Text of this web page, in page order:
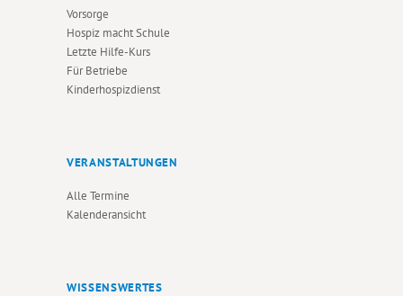
Vorsorge
Hospiz macht Schule
Letzte Hilfe-Kurs
Für Betriebe
Kinderhospizdienst
VERANSTALTUNGEN
Alle Termine
Kalenderansicht
WISSENSWERTES